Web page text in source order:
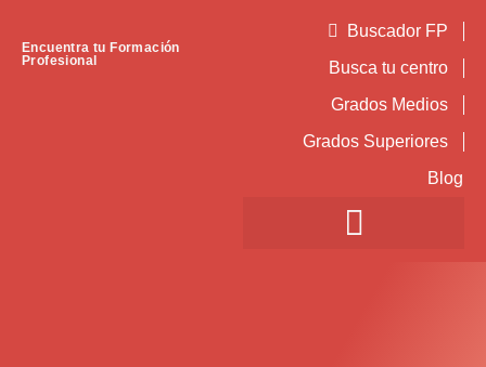
Encuentra tu Formación
Profesional
Buscador FP
Busca tu centro
Grados Medios
Grados Superiores
Blog